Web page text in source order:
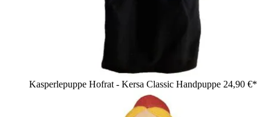
Kasperlepuppe Hofrat - Kersa Classic Handpuppe 24,90 €*